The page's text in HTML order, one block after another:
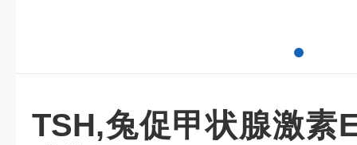
TSH,兔促甲状腺激素